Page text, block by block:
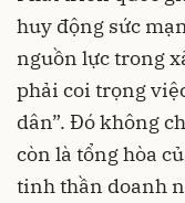
huy động sức
nguồn lực trong
phải coi trọng
dân”. Đó không
còn là tổng hòa
tinh thần doanh